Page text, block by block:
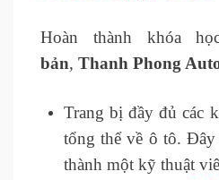
Hoàn thành khóa
bản, Thanh Phong
Trang bị đầy đủ các
tổng thể về ô tô. Đây
thành một kỹ thuật